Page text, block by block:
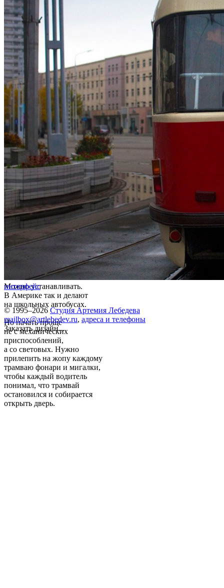
Можно устанавливать.
В Америке так и делают
на школьных автобусах.
Но начать проще
не с механических
приспособлений,
а со световых. Нужно
прилепить на жопу каждому
трамваю фонари и мигалки,
чтобы каждый водитель
понимал, что трамвай
остановился и собирается
открыть дверь.
интерфейс
© 1995–2026 Студия Артемия Лебедева
mailbox@artlebedev.ru, адреса и телефоны
Заказать дизайн...